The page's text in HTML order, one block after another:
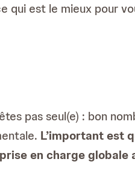
est le mieux pour
pas seul(e) : bon
L’important est
en charge globale